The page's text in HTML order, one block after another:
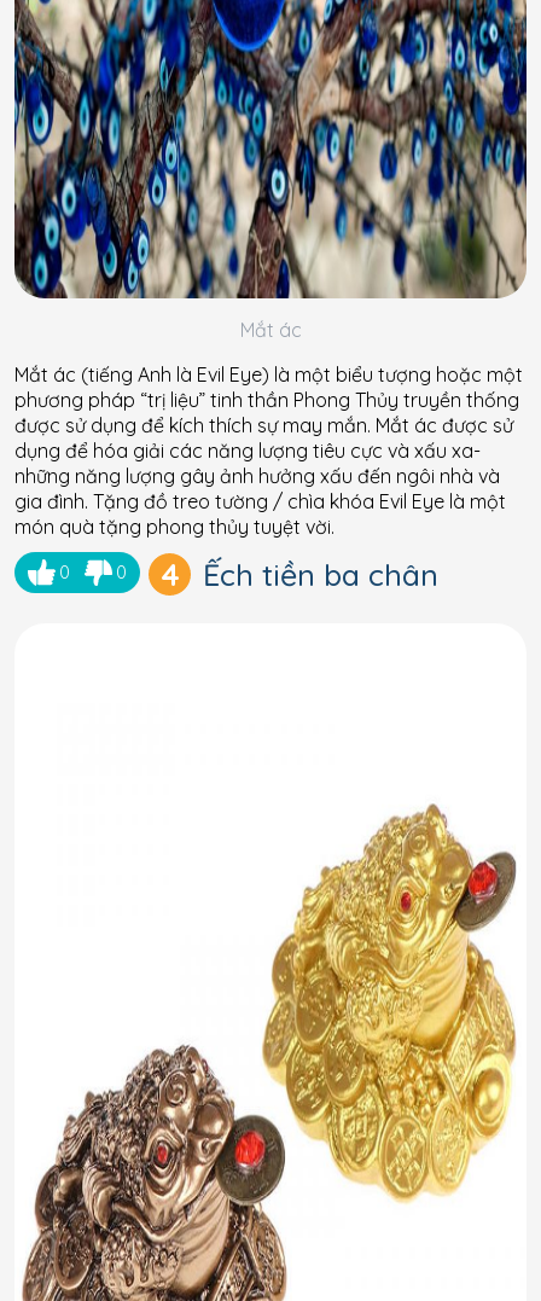
Mắt ác
Mắt ác (tiếng Anh là Evil Eye) là một biểu tượng hoặc một
phương pháp “trị liệu” tinh thần Phong Thủy truyền thống
được sử dụng để kích thích sự may mắn. Mắt ác được sử
dụng để hóa giải các năng lượng tiêu cực và xấu xa-
những năng lượng gây ảnh hưởng xấu đến ngôi nhà và
gia đình. Tặng đồ treo tường / chìa khóa Evil Eye là một
món quà tặng phong thủy tuyệt vời.
0 0 4 Ếch tiền ba chân